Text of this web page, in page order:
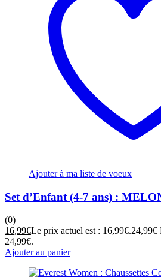
Ajouter à ma liste de voeux
Set d’Enfant (4-7 ans) :
(0)
16,99€Le prix actuel est : 16,99€.24,99€
24,99€.
Ajouter au panier